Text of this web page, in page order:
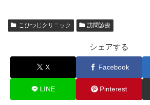
こひつじクリニック 訪問診療
シェアする
X Facebook
LINE Pinterest